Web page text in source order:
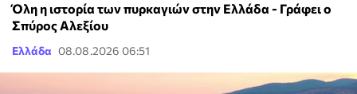
Όλη η ιστορία των πυρκαγιών στην Ελλάδα - Γράφει ο
Σπύρος Αλεξίου
Ελλάδα 08.08.2026 06:51